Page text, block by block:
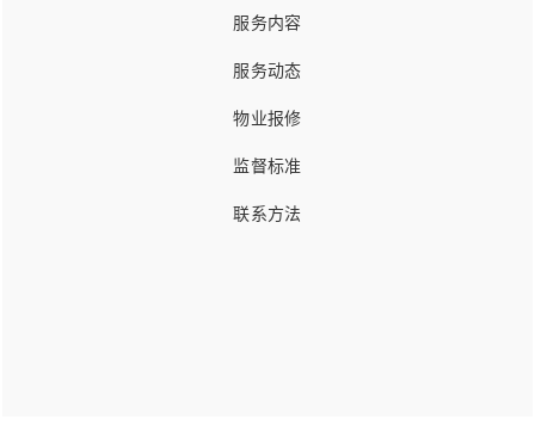
服务内容
服务动态
物业报修
监督标准
联系方法